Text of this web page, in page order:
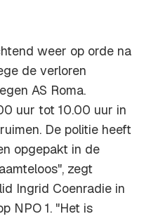
weer op orde na
de verloren
AS Roma.
uur tot 10.00 uur in
De politie heeft
opgepakt in de
zegt
Ingrid Coenradie in
NPO 1. "Het is